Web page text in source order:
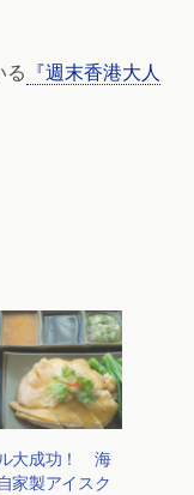
る 『週末香港大人
大成功！ 海
家製アイスク